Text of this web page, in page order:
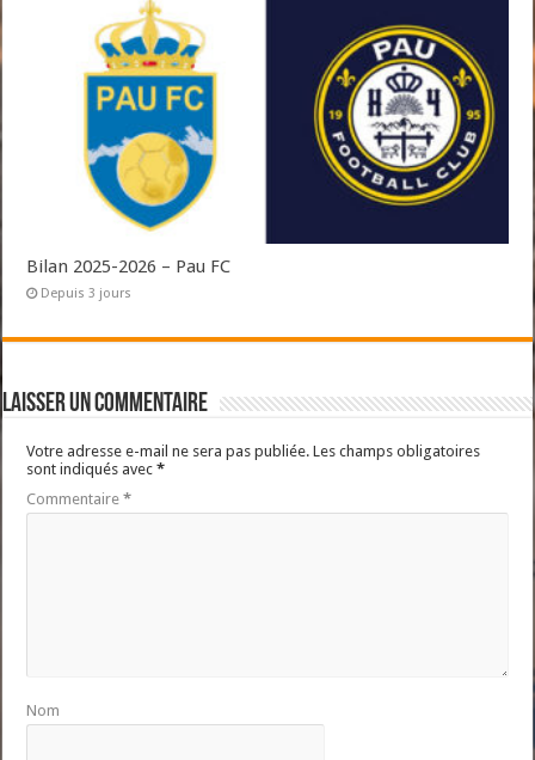
Bilan 2025-2026 – Pau FC
Depuis 3 jours
Laisser un commentaire
Votre adresse e-mail ne sera pas publiée. Les champs obligatoires
sont indiqués avec*
Commentaire*
Nom